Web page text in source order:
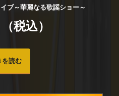
ブ～華麗なる歌謡ショー～
（税込）
を読む